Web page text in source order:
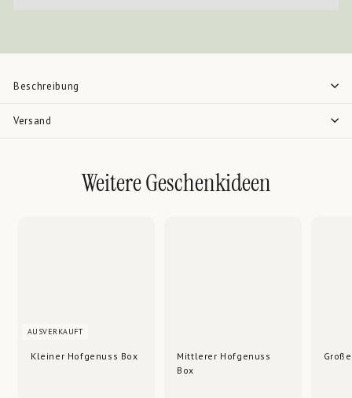
Beschreibung
Versand
Weitere Geschenkideen
AUSVERKAUFT
Kleiner Hofgenuss Box
Mittlerer Hofgenuss
Box